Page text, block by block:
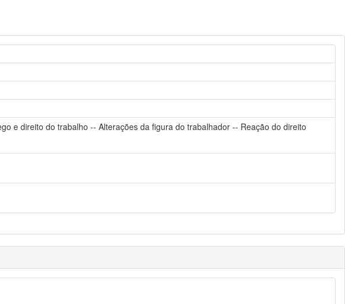
e direito do trabalho -- Alterações da figura do trabalhador -- Reação do direito